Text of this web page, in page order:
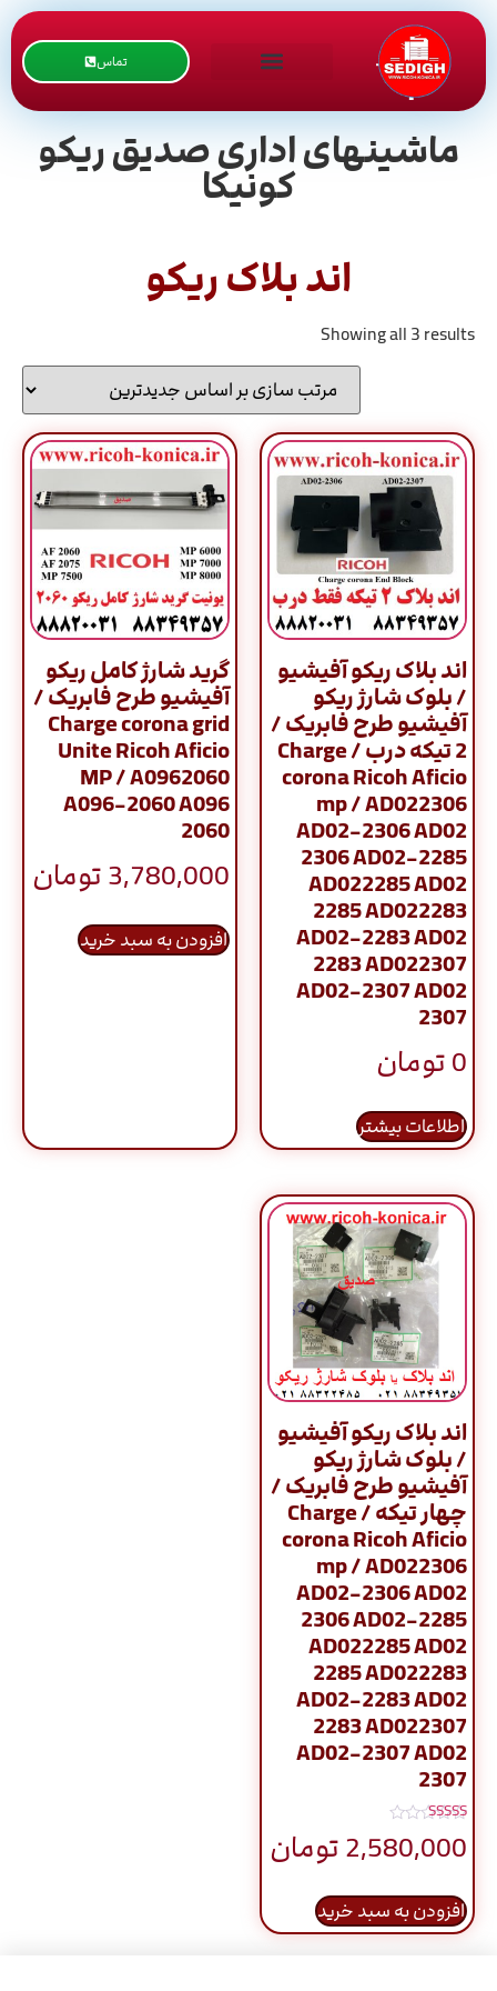
تماس
ماشینهای اداری صدیق ریکو
کونیکا
اند بلاک ریکو
Showing all 3 results
اند بلاک ریکو آفیشیو
/ بلوک شارژ ریکو
آفیشیو طرح فابریک /
2 تیکه درب / Charge
corona Ricoh Aficio
mp / AD022306
AD02-2306 AD02
2306 AD02-2285
AD022285 AD02
2285 AD022283
AD02-2283 AD02
2283 AD022307
AD02-2307 AD02
2307
0تومان
اطلاعات بیشتر
گرید شارژ کامل ریکو
آفیشیو طرح فابریک /
Charge corona grid
Unite Ricoh Aficio
MP / A0962060
A096-2060 A096
2060
3,780,000تومان
افزودن به سبد خرید
اند بلاک ریکو آفیشیو
/ بلوک شارژ ریکو
آفیشیو طرح فابریک /
چهار تیکه / Charge
corona Ricoh Aficio
mp / AD022306
AD02-2306 AD02
2306 AD02-2285
AD022285 AD02
2285 AD022283
AD02-2283 AD02
2283 AD022307
AD02-2307 AD02
2307
نمره
5.00
از 5
2,580,000تومان
افزودن به سبد خرید